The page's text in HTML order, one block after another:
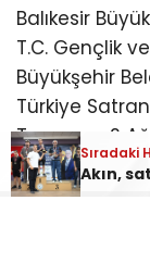
Sıradaki
Balıkesir
T.C. Gençlik
Büyükşehir
Türkiye
Temmuz-2
düzenlenen
Uluslararası